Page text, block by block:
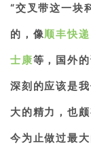
“交叉带这一块
的，像顺丰快
士康等，国外
深刻的应该是
大的精力，也
今为止做过最